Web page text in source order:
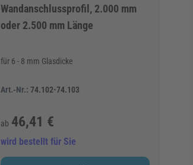
Wandanschlussprofil, 2.000 mm
oder 2.500 mm Länge
für 6 - 8 mm Glasdicke
Art.-Nr.: 74.102-74.103
ab 46,41 €
wird bestellt für Sie